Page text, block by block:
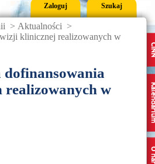
Zaloguj Szukaj
> Aktualności >
klinicznej realizowanych w
dofinansowania
realizowanych w